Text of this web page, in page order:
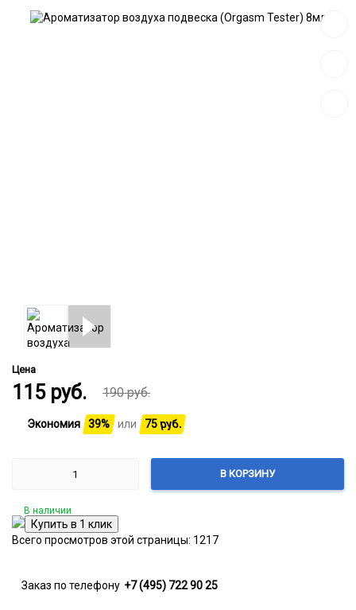
Цена
115 руб. 190руб.
Экономия 39% или 75руб.
В КОРЗИНУ
В наличии
Всего просмотров этой страницы: 1217
Заказ по телефону +7 (495) 722 90 25